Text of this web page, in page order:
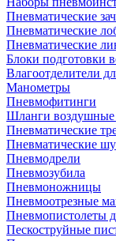
Пневматические
Пневматические
Пневматические
Блоки подготовки
Влагоотделители
Манометры
Пневмофитинги
Шланги воздушные
Пневматические
Пневматические
Пневмодрели
Пневмозубила
Пневмоножницы
Пневмоотрезные
Пневмопистолеты
Пескоструйные